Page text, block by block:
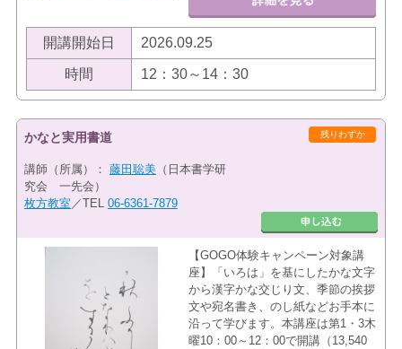
開講開始日 2026.09.25
時間 12：30～14：30
残りわずか
かなと実用書道
講師（所属）： 藤田聡美（日本書学研
究会 一先会）
枚方教室 ／TEL 06-6361-7879
【GOGO体験キャンペーン対象講
座】「いろは」を基にしたかな文字
から漢字かな交じり文、季節の挨拶
文や宛名書き、のし紙などお手本に
沿って学びます。本講座は第1・3木
曜10：00～12：00で開講（13,540